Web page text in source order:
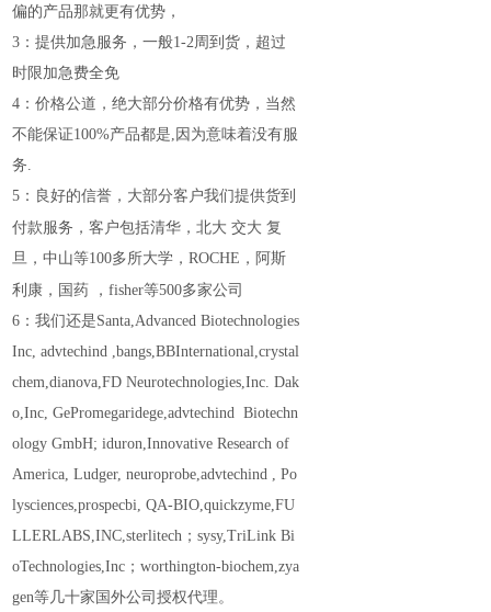
偏的产品那就更有优势，
3：提供加急服务，一般1-2周到货，超过
时限加急费全免
4：价格公道，绝大部分价格有优势，当然
不能保证100%产品都是,因为意味着没有服
务.
5：良好的信誉，大部分客户我们提供货到
付款服务，客户包括清华，北大 交大 复
旦，中山等100多所大学，ROCHE，阿斯
利康，国药
，fisher等500多家公司
6：我们还是Santa,Advanced Biotechnologies
Inc,advtechind ,bangs,BBInternational,crystal
chem,dianova,FD Neurotechnologies,Inc. Dak
o,Inc, GePromegaridege,advtechind Biotechn
ology GmbH; iduron,Innovative Research of
America, Ludger, neuroprobe,advtechind , Po
lysciences,prospecbi, QA-BIO,quickzyme,FU
LLERLABS,INC,sterlitech；sysy,TriLink Bi
oTechnologies,Inc；worthington-biochem,zya
gen等几十家国外公司授权代理。